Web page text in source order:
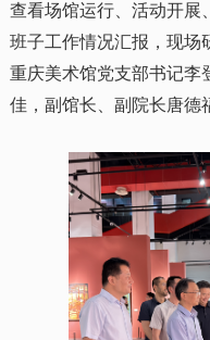
查看场馆运行、活动开展
班子工作情况汇报，现场
重庆美术馆党支部书记李
佳，副馆长、副院长唐德